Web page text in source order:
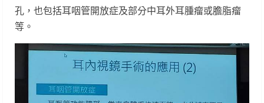
孔，也包括耳咽管開放症及部分中耳外耳腫瘤或膽脂瘤
等。